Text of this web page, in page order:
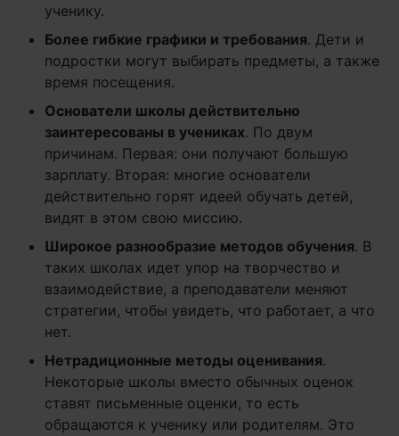
ученику.
Более гибкие графики и требования. Дети и
подростки могут выбирать предметы, а также
время посещения.
Основатели школы действительно
заинтересованы в учениках. По двум
причинам. Первая: они получают большую
зарплату. Вторая: многие основатели
действительно горят идеей обучать детей,
видят в этом свою миссию.
Широкое разнообразие методов обучения. В
таких школах идет упор на творчество и
взаимодействие, а преподаватели меняют
стратегии, чтобы увидеть, что работает, а что
нет.
Нетрадиционные методы оценивания.
Некоторые школы вместо обычных оценок
ставят письменные оценки, то есть
обращаются к ученику или родителям. Это